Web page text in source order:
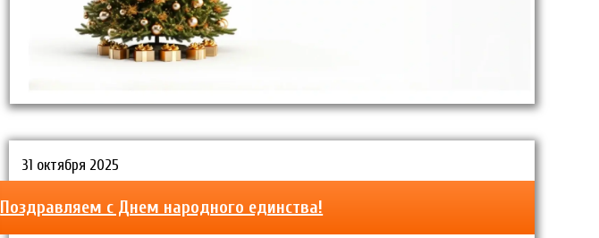
31 октября 2025
Поздравляем с Днем народного единства!